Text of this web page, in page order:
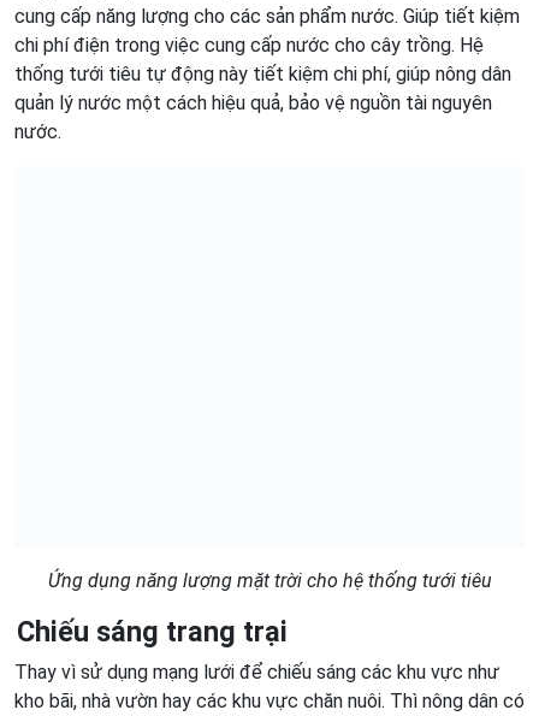
cung cấp năng lượng cho các sản phẩm nước. Giúp tiết kiệm
chi phí điện trong việc cung cấp nước cho cây trồng. Hệ
thống tưới tiêu tự động này tiết kiệm chi phí, giúp nông dân
quản lý nước một cách hiệu quả, bảo vệ nguồn tài nguyên
nước.
Ứng dụng năng lượng mặt trời cho hệ thống tưới tiêu
Chiếu sáng trang trại
Thay vì sử dụng mạng lưới để chiếu sáng các khu vực như
kho bãi, nhà vườn hay các khu vực chăn nuôi. Thì nông dân có